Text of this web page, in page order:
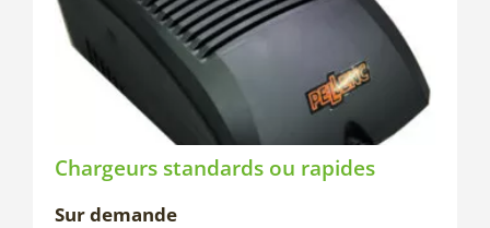
Chargeurs standards ou rapides
Sur demande